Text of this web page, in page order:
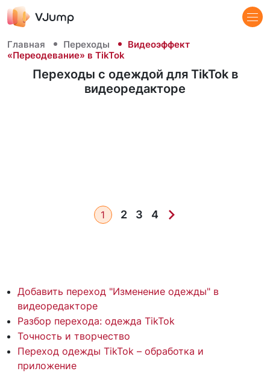
Главная Переходы
Видеоэффект
«Переодевание» в TikTok
Переходы с одеждой для TikTok в
видеоредакторе
1 2 3 4
Добавить переход "Изменение одежды" в
видеоредакторе
Разбор перехода: одежда TikTok
Точность и творчество
Переход одежды TikTok – обработка и
приложение